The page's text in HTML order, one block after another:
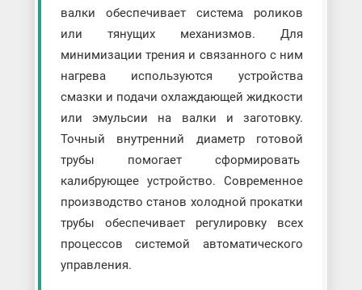
валки обеспечивает система роликов
или тянущих механизмов. Для
минимизации трения и связанного с ним
нагрева используются устройства
смазки и подачи охлаждающей жидкости
или эмульсии на валки и заготовку.
Точный внутренний диаметр готовой
трубы помогает сформировать
калибрующее устройство. Современное
производство станов холодной прокатки
трубы обеспечивает регулировку всех
процессов системой автоматического
управления.